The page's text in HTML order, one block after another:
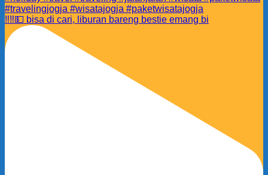
‼️‼️💵 bisa di cari, liburan bareng bestie emang bi